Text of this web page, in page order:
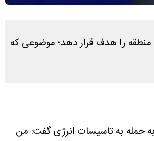
را هدف قرار دهد؛ موضوعی که
درباره واکنش ایران به حمله به تاسیسات انرژی گفت: من